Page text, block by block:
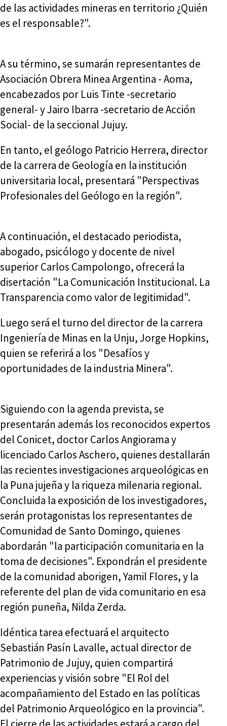
de las actividades mineras en territorio ¿Quién
es el responsable?".
A su término, se sumarán representantes de
Asociación Obrera Minea Argentina - Aoma,
encabezados por Luis Tinte -secretario
general- y Jairo Ibarra -secretario de Acción
Social- de la seccional Jujuy.
En tanto, el geólogo Patricio Herrera, director
de la carrera de Geología en la institución
universitaria local, presentará "Perspectivas
Profesionales del Geólogo en la región".
A continuación, el destacado periodista,
abogado, psicólogo y docente de nivel
superior Carlos Campolongo, ofrecerá la
disertación "La Comunicación Institucional. La
Transparencia como valor de legitimidad".
Luego será el turno del director de la carrera
Ingeniería de Minas en la Unju, Jorge Hopkins,
quien se referirá a los "Desafíos y
oportunidades de la industria Minera".
Siguiendo con la agenda prevista, se
presentarán además los reconocidos expertos
del Conicet, doctor Carlos Angiorama y
licenciado Carlos Aschero, quienes destallarán
las recientes investigaciones arqueológicas en
la Puna jujeña y la riqueza milenaria regional.
Concluida la exposición de los investigadores,
serán protagonistas los representantes de
Comunidad de Santo Domingo, quienes
abordarán "la participación comunitaria en la
toma de decisiones". Expondrán el presidente
de la comunidad aborigen, Yamil Flores, y la
referente del plan de vida comunitario en esa
región puneña, Nilda Zerda.
Idéntica tarea efectuará el arquitecto
Sebastián Pasín Lavalle, actual director de
Patrimonio de Jujuy, quien compartirá
experiencias y visión sobre "El Rol del
acompañamiento del Estado en las políticas
del Patrimonio Arqueológico en la provincia".